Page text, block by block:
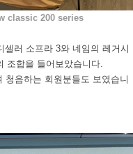
classic 200 series
셀러 소프라3와 네임의 레거시
조합을 들어보았습니다.
청음하는 회원분들도 보였습니